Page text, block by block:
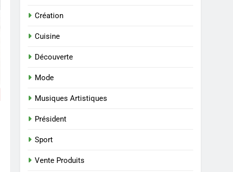
Création
Cuisine
Découverte
Mode
Musiques Artistiques
Président
Sport
Vente Produits